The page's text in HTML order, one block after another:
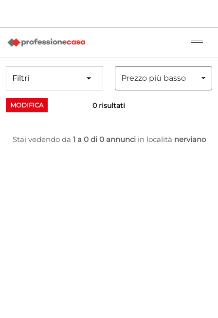
Filtri Prezzo più basso
MODIFICA 0 risultati
Stai vedendo da 1 a 0 di 0 annunciin località nerviano